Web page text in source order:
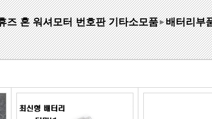
스크[평화]
스크[서진]
이블
상신하이큐패드
상신하드론패드
라지에타캡
엔진후앙/에어컨후앙
스타트모터/쎄루모
알터네이터풀
즈 혼 워셔모터 번호판 기타소모품 ▶ 배터리부